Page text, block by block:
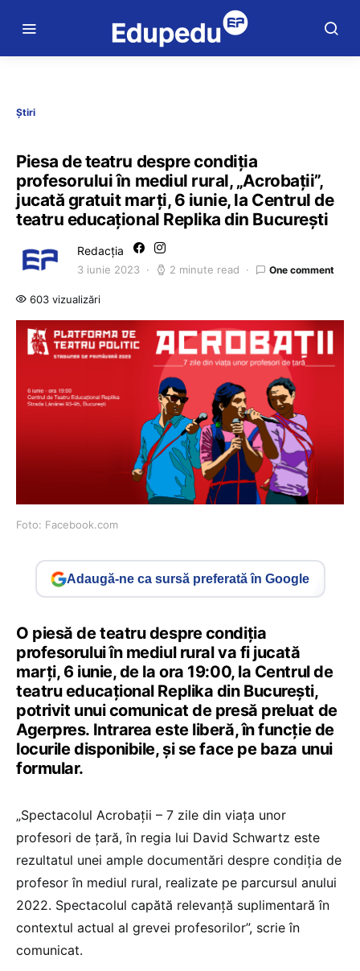
Știri
Piesa de teatru despre condiția
profesorului în mediul rural, „Acrobații”,
jucată gratuit marți, 6 iunie, la Centrul de
teatru educațional Replika din București
Redacția
3 iunie 2023 2 minute read One comment
603 vizualizări
Foto: Facebook.com
Adaugă-ne ca sursă preferată în Google
O piesă de teatru despre condiția
profesorului în mediul rural va fi jucată
marți, 6 iunie, de la ora 19:00, la Centrul de
teatru educațional Replika din București,
potrivit unui comunicat de presă preluat de
Agerpres. Intrarea este liberă, în funcție de
locurile disponibile, și se face pe baza unui
formular.
„Spectacolul Acrobații – 7 zile din viaţa unor
profesori de ţară, în regia lui David Schwartz este
rezultatul unei ample documentări despre condiţia de
profesor în mediul rural, realizate pe parcursul anului
2022. Spectacolul capătă relevanţă suplimentară în
contextul actual al grevei profesorilor”, scrie în
comunicat.